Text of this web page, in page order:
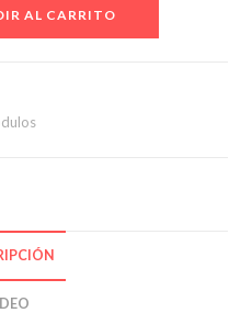
AL CARRITO